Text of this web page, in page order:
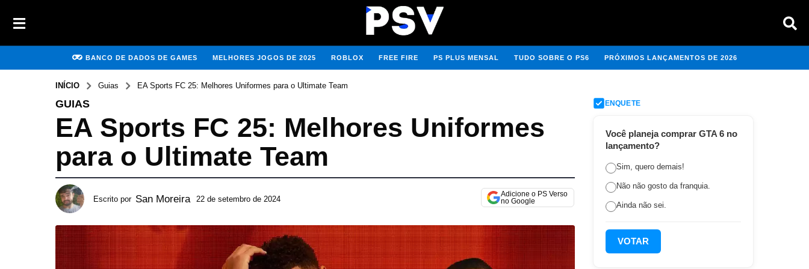
BANCO DE DADOS DE GAMES MELHORES JOGOS DE 2025 ROBLOX FREE FIRE PS PLUS MENSAL TUDO SOBRE O PS6 PRÓXIMOS LANÇAMENTOS DE 2026
INÍCIO Guias EA Sports FC 25: Melhores Uniformes para o Ultimate Team
GUIAS
EA Sports FC 25: Melhores Uniformes
para o Ultimate Team
Escrito por San Moreira 22 de setembro de 2024
e
b
Adicione o PS Verso
no Google
ENQUETE
Você planeja comprar GTA 6 no
lançamento?
Sim, quero demais!
Não não gosto da franquia.
Ainda não sei.
VOTAR